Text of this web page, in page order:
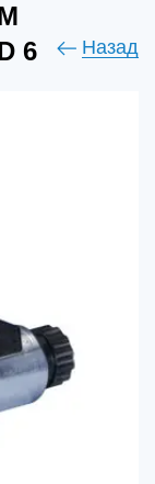
6
Назад